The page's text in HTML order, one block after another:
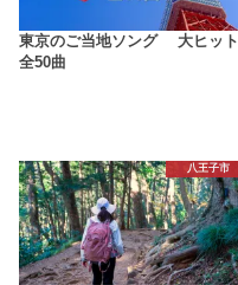
東京のご当地ソング 大ヒット
全50曲
八王子市